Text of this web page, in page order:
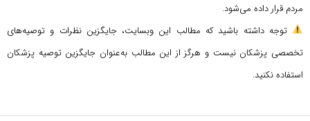
مردم قرار داده می‌شود.
توجه داشته باشید که مطالب این وبسایت، جایگزین نظرات و توصیه‌های
تخصصی پزشکان نیست و هرگز از این مطالب به‌عنوان جایگزین توصیه پزشکان
استفاده نکنید.